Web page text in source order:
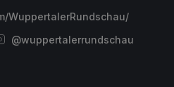
WuppertalerRundschau/
@wuppertalerrundschau